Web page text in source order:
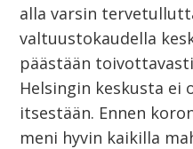
alla varsin
valtuustokaudella
päästään
Helsingin keskusta ei
itsestään. Ennen
meni hyvin kaikilla